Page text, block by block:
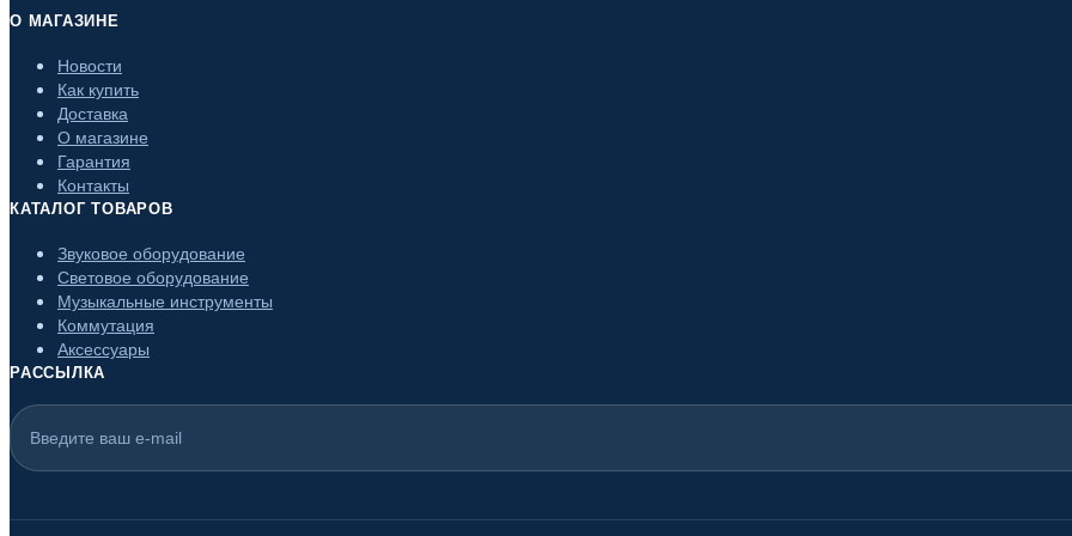
О МАГАЗИНЕ
Новости
Как купить
Доставка
О магазине
Гарантия
Контакты
КАТАЛОГ ТОВАРОВ
Звуковое оборудование
Световое оборудование
Музыкальные инструменты
Коммутация
Аксессуары
РАССЫЛКА